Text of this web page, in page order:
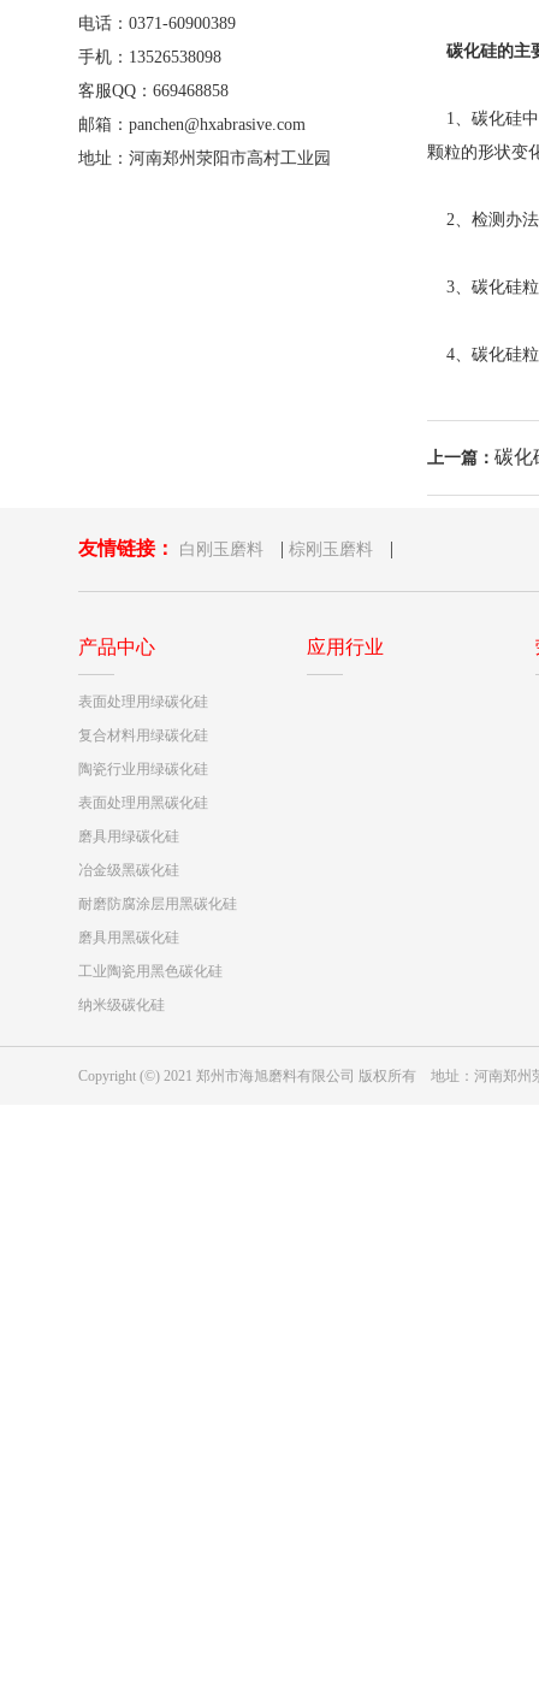
电话：0371-60900389
手机：13526538098
客服QQ：669468858
邮箱：panchen@hxabrasive.com
地址：河南郑州荥阳市高村工业园
碳化硅的主
1、碳化硅中
颗粒的形状变
2、检测办法
3、碳化硅粒
4、碳化硅粒
上一篇： 碳化
友情链接： 白刚玉磨料 | 棕刚玉磨料 |
产品中心
表面处理用绿碳化硅
复合材料用绿碳化硅
陶瓷行业用绿碳化硅
表面处理用黑碳化硅
磨具用绿碳化硅
冶金级黑碳化硅
耐磨防腐涂层用黑碳化硅
磨具用黑碳化硅
工业陶瓷用黑色碳化硅
纳米级碳化硅
应用行业
Copyright (©) 2021 郑州市海旭磨料有限公司 版权所有 地址：河南郑